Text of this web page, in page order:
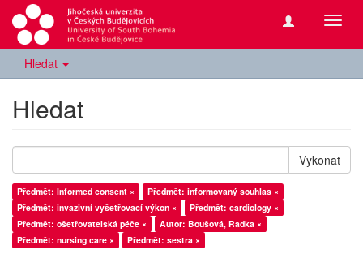
Hledat
Hledat
Vykonat
Předmět: Informed consent ×
Předmět: informovaný souhlas ×
Předmět: invazivní vyšetřovací výkon ×
Předmět: cardiology ×
Předmět: ošetřovatelská péče ×
Autor: Boušová, Radka ×
Předmět: nursing care ×
Předmět: sestra ×